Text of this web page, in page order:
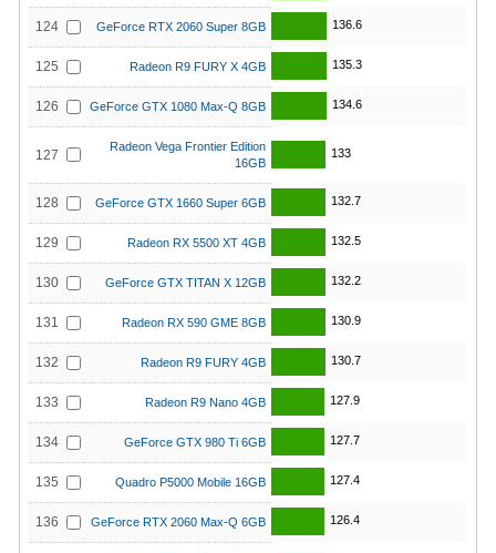
124 GeForce RTX 2060 Super 8GB 136.6
125 Radeon R9 FURY X 4GB 135.3
126 GeForce GTX 1080 Max-Q 8GB 134.6
127
Radeon Vega Frontier Edition
16GB
133
128 GeForce GTX 1660 Super 6GB 132.7
129 Radeon RX 5500 XT 4GB 132.5
130 GeForce GTX TITAN X 12GB 132.2
131 Radeon RX 590 GME 8GB 130.9
132 Radeon R9 FURY 4GB 130.7
133 Radeon R9 Nano 4GB 127.9
134 GeForce GTX 980 Ti 6GB 127.7
135 Quadro P5000 Mobile 16GB 127.4
136 GeForce RTX 2060 Max-Q 6GB 126.4